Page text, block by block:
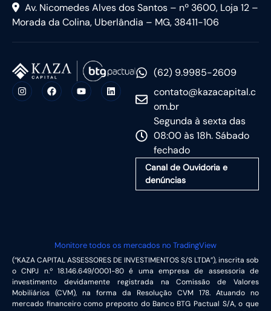
Av. Nicomedes Alves dos Santos – nº 3600, Loja 12 –
Morada da Colina, Uberlândia – MG, 38411-106
(62) 9.9985-2609
contato@kazacapital.c
om.br
Segunda à sexta das
08:00 às 18h. Sábado
fechado
Canal de Ouvidoria e
denúncias
Monitore todos os mercados no TradingView
(“KAZA CAPITAL ASSESSORES DE INVESTIMENTOS S/S LTDA”), inscrita sob
o CNPJ n.º 18.146.649/0001-80 é uma empresa de assessoria de
investimento devidamente registrada na Comissão de Valores
Mobiliários (CVM), na forma da Resolução CVM 178. Atuando no
mercado financeiro como preposto do Banco BTG Pactual S/A, o que